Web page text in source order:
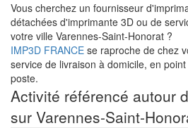
Vous cherchez un fournisseur
détachées d'imprimante 3D ou de
votre ville Varennes-Saint-Honorat ?
IMP3D FRANCE se raproche de chez
service de livraison à domicile, en
poste.
Activité référencé autour
sur Varennes-Saint-